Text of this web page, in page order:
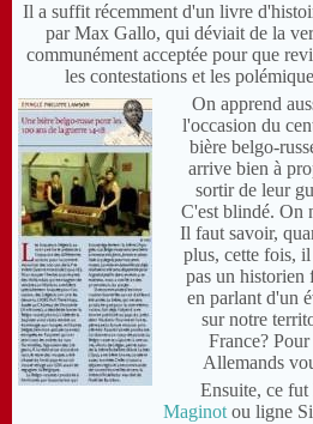
Il a suffit récemment d'un livre
par Max Gallo, qui déviait de la
communément acceptée pour que
les contestations et les
On apprend
l'occasion du
bière belgo-
arrive bien à
sortir de leur
C'est blindé. On
Il faut savoir,
plus, cette fois,
pas un historien
en parlant d'un
sur notre
France?
Allemands
Ensuite, ce
Maginotou ligne